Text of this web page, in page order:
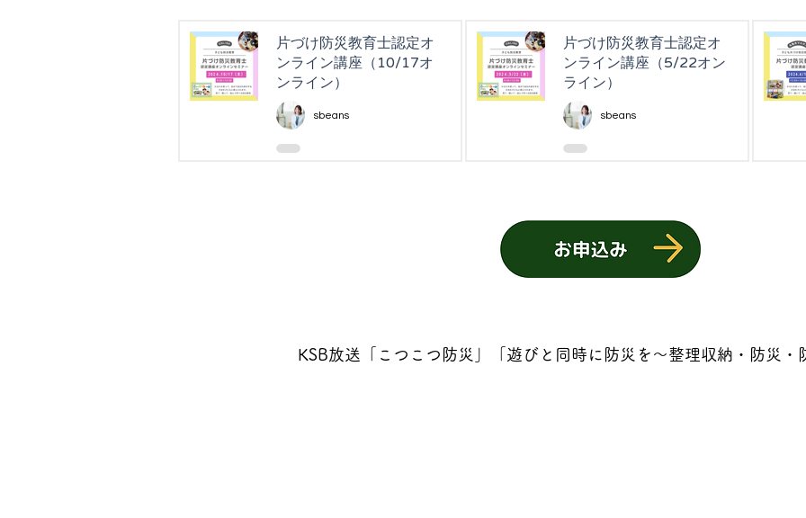
片づけ防災教育士認定オ
ンライン講座（10/17オ
ンライン）
sbeans
片づけ防災教育士認定オ
ンライン講座（5/22オン
ライン）
sbeans
KSB放送「こつこつ防災」「遊びと同時に防災を～整理収納・防災・